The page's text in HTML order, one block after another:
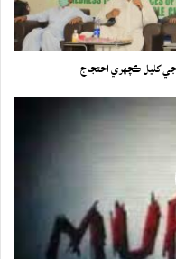
جي کليل ڪچهري احتجاج